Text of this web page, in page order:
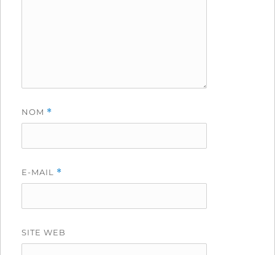
NOM *
E-MAIL *
SITE WEB